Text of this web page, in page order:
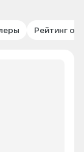
Рейтинг